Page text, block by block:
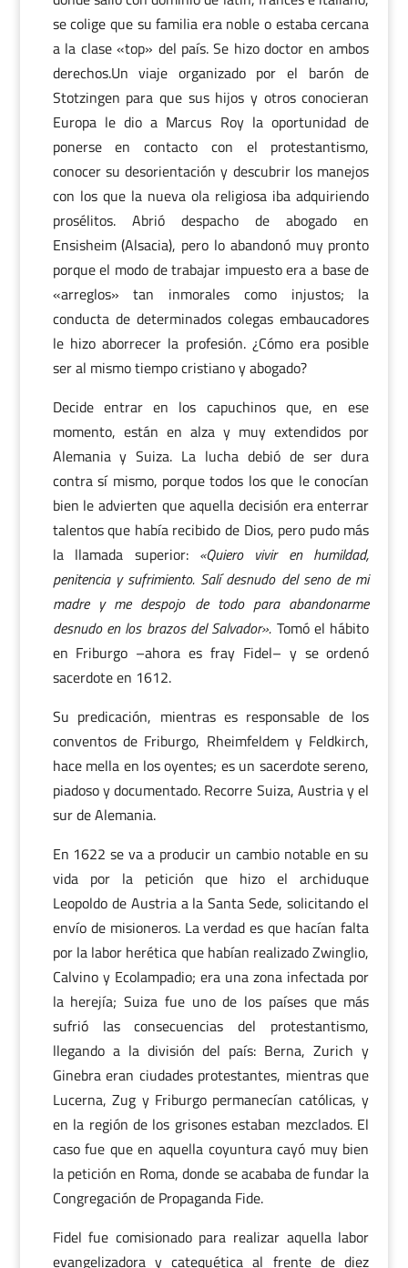
se colige que su familia era noble o estaba cercana
a la clase «top» del país. Se hizo doctor en ambos
derechos.Un viaje organizado por el barón de
Stotzingen para que sus hijos y otros conocieran
Europa le dio a Marcus Roy la oportunidad de
ponerse en contacto con el protestantismo,
conocer su desorientación y descubrir los manejos
con los que la nueva ola religiosa iba adquiriendo
prosélitos. Abrió despacho de abogado en
Ensisheim (Alsacia), pero lo abandonó muy pronto
porque el modo de trabajar impuesto era a base de
«arreglos» tan inmorales como injustos; la
conducta de determinados colegas embaucadores
le hizo aborrecer la profesión. ¿Cómo era posible
ser al mismo tiempo cristiano y abogado?
Decide entrar en los capuchinos que, en ese
momento, están en alza y muy extendidos por
Alemania y Suiza. La lucha debió de ser dura
contra sí mismo, porque todos los que le conocían
bien le advierten que aquella decisión era enterrar
talentos que había recibido de Dios, pero pudo más
la llamada superior: «Quiero vivir en humildad,
penitencia y sufrimiento. Salí desnudo del seno de mi
madre y me despojo de todo para abandonarme
desnudo en los brazos del Salvador». Tomó el hábito
en Friburgo –ahora es fray Fidel– y se ordenó
sacerdote en 1612.
Su predicación, mientras es responsable de los
conventos de Friburgo, Rheimfeldem y Feldkirch,
hace mella en los oyentes; es un sacerdote sereno,
piadoso y documentado. Recorre Suiza, Austria y el
sur de Alemania.
En 1622 se va a producir un cambio notable en su
vida por la petición que hizo el archiduque
Leopoldo de Austria a la Santa Sede, solicitando el
envío de misioneros. La verdad es que hacían falta
por la labor herética que habían realizado Zwinglio,
Calvino y Ecolampadio; era una zona infectada por
la herejía; Suiza fue uno de los países que más
sufrió las consecuencias del protestantismo,
llegando a la división del país: Berna, Zurich y
Ginebra eran ciudades protestantes, mientras que
Lucerna, Zug y Friburgo permanecían católicas, y
en la región de los grisones estaban mezclados. El
caso fue que en aquella coyuntura cayó muy bien
la petición en Roma, donde se acababa de fundar la
Congregación de Propaganda Fide.
Fidel fue comisionado para realizar aquella labor
evangelizadora y catequética al frente de diez